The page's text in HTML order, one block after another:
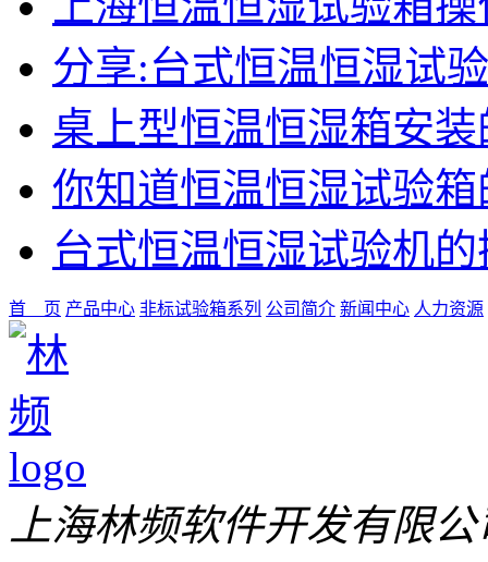
分享:台式恒温恒湿试
桌上型恒温恒湿箱安
你知道恒温恒湿试验
台式恒温恒湿试验机
首 页 产品中心 非标试验箱系列 公司简介 新闻中心 人力资源
上海林频软件开发有限公